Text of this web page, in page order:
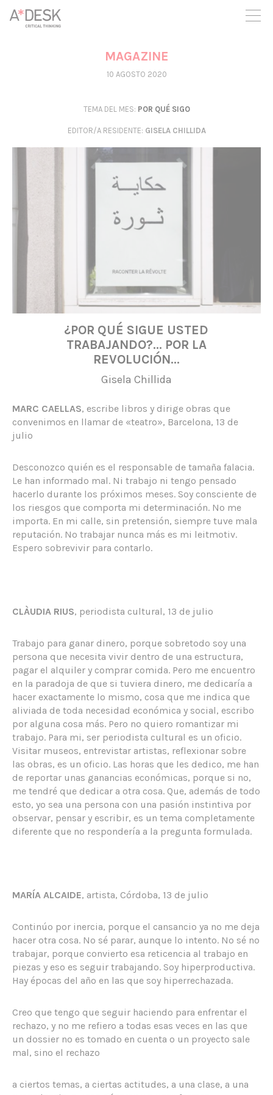
crees también en A*DESK seguimos necesitándote para poder
seguir adelante. Ahora puedes participar del proyecto y
apoyarlo.
MAGAZINE
10 AGOSTO 2020
TEMA DEL MES: POR QUÉ SIGO
EDITOR/A RESIDENTE: GISELA CHILLIDA
¿POR QUÉ SIGUE USTED
TRABAJANDO?… POR LA
REVOLUCIÓN…
Gisela Chillida
MARC CAELLAS, escribe libros y dirige obras que
convenimos en llamar de «teatro», Barcelona, 13 de
julio
Desconozco quién es el responsable de tamaña falacia.
Le han informado mal. Ni trabajo ni tengo pensado
hacerlo durante los próximos meses. Soy consciente de
los riesgos que comporta mi determinación. No me
importa. En mi calle, sin pretensión, siempre tuve mala
reputación. No trabajar nunca más es mi leitmotiv.
Espero sobrevivir para contarlo.
CLÀUDIA RIUS, periodista cultural, 13 de julio
Trabajo para ganar dinero, porque sobretodo soy una
persona que necesita vivir dentro de una estructura,
pagar el alquiler y comprar comida. Pero me encuentro
en la paradoja de que si tuviera dinero, me dedicaría a
hacer exactamente lo mismo, cosa que me indica que
aliviada de toda necesidad económica y social, escribo
por alguna cosa más. Pero no quiero romantizar mi
trabajo. Para mi, ser periodista cultural es un oficio.
Visitar museos, entrevistar artistas, reflexionar sobre
las obras, es un oficio. Las horas que les dedico, me han
de reportar unas ganancias económicas, porque si no,
me tendré que dedicar a otra cosa. Que, además de todo
esto, yo sea una persona con una pasión instintiva por
observar, pensar y escribir, es un tema completamente
diferente que no respondería a la pregunta formulada.
MARÍA ALCAIDE, artista, Córdoba, 13 de julio
Continúo por inercia, porque el cansancio ya no me deja
hacer otra cosa. No sé parar, aunque lo intento. No sé no
trabajar, porque convierto esa reticencia al trabajo en
piezas y eso es seguir trabajando. Soy hiperproductiva.
Hay épocas del año en las que soy hiperrechazada.
Creo que tengo que seguir haciendo para enfrentar el
rechazo, y no me refiero a todas esas veces en las que
un dossier no es tomado en cuenta o un proyecto sale
mal, sino el rechazo
a ciertos temas, a ciertas actitudes, a una clase, a una